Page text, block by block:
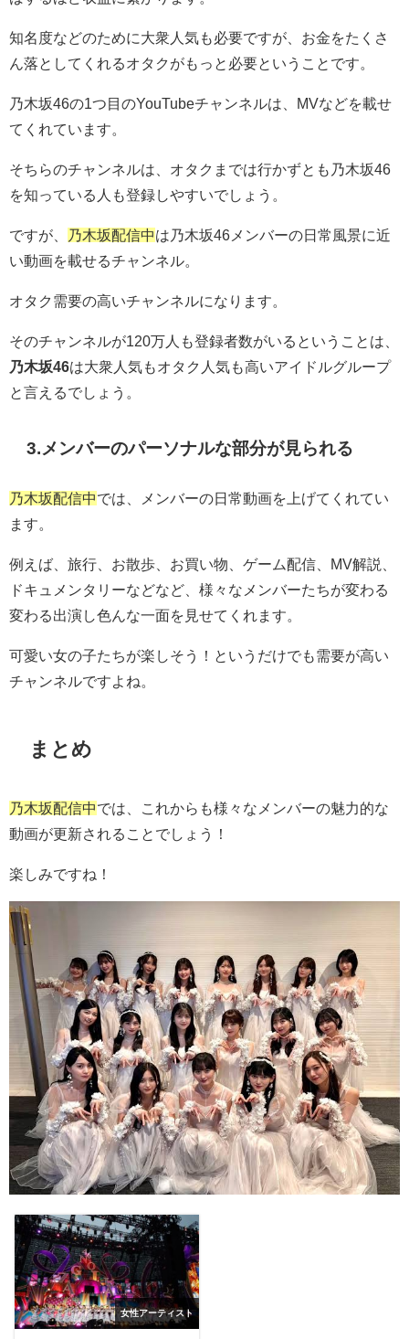
知名度などのために大衆人気も必要ですが、お金をたくさ
ん落としてくれるオタクがもっと必要ということです。
乃木坂46の1つ目のYouTubeチャンネルは、MVなどを載せ
てくれています。
そちらのチャンネルは、オタクまでは行かずとも乃木坂46
を知っている人も登録しやすいでしょう。
ですが、 乃木坂配信中は乃木坂46メンバーの日常風景に近
い動画を載せるチャンネル。
オタク需要の高いチャンネルになります。
そのチャンネルが120万人も登録者数がいるということは、
乃木坂46は大衆人気もオタク人気も高いアイドルグループ
と言えるでしょう。
3.メンバーのパーソナルな部分が見られる
乃木坂配信中では、メンバーの日常動画を上げてくれてい
ます。
例えば、旅行、お散歩、お買い物、ゲーム配信、MV解説、
ドキュメンタリーなどなど、様々なメンバーたちが変わる
変わる出演し色んな一面を見せてくれます。
可愛い女の子たちが楽しそう！というだけでも需要が高い
チャンネルですよね。
まとめ
乃木坂配信中では、これからも様々なメンバーの魅力的な
動画が更新されることでしょう！
楽しみですね！
女性アーティスト